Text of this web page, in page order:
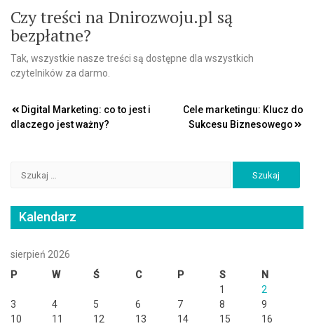
Czy treści na Dnirozwoju.pl są
bezpłatne?
Tak, wszystkie nasze treści są dostępne dla wszystkich
czytelników za darmo.
Nawigacja
wpisu
Digital Marketing: co to jest i
dlaczego jest ważny?
Cele marketingu: Klucz do
Sukcesu Biznesowego
Kalendarz
sierpień 2026
P
W Ś C P S
N
1
2
3
4 5 6 7 8
9
10
11 12 13 14 15
16